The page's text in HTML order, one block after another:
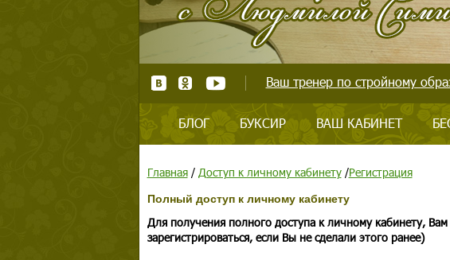
Ваш тренер по стройному
БЛОГ БУКСИР ВАШ КАБИНЕТ
Главная/ Доступ к личному кабинету/Регистрация
Полный доступ к личному кабинету
Для получения полного доступа к личному кабинету,
зарегистрироваться, если Вы не сделали этого ранее)